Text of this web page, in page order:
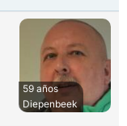
59 años
Diepenbeek